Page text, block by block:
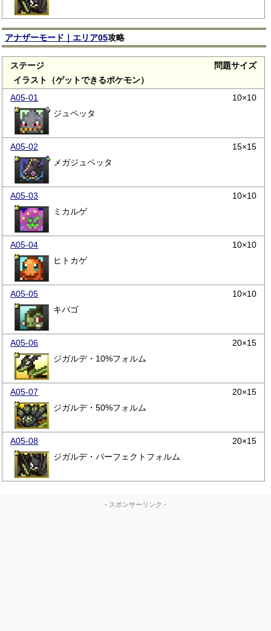
アナザーモード｜エリア05攻略
ステージ
問題サイズ
イラスト（ゲットできるポケモン）
A05-01
10×10
ジュペッタ
A05-02
15×15
メガジュペッタ
A05-03
10×10
ミカルゲ
A05-04
10×10
ヒトカゲ
A05-05
10×10
キバゴ
A05-06
20×15
ジガルデ・10%フォルム
A05-07
20×15
ジガルデ・50%フォルム
A05-08
20×15
ジガルデ・パーフェクトフォルム
- スポンサーリンク -